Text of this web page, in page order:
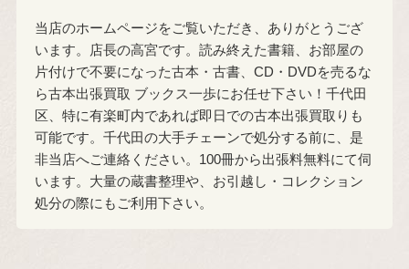
当店のホームページをご覧いただき、ありがとうござ
います。店長の高宮です。読み終えた書籍、お部屋の
片付けで不要になった古本・古書、CD・DVDを売るな
ら古本出張買取 ブックス一歩にお任せ下さい！千代田
区、特に有楽町内であれば即日での古本出張買取りも
可能です。千代田の大手チェーンで処分する前に、是
非当店へご連絡ください。100冊から出張料無料にて伺
います。大量の蔵書整理や、お引越し・コレクション
処分の際にもご利用下さい。